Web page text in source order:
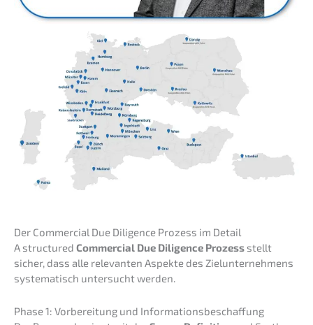
Der Commer­cial Due Diligence Prozess im Detail
A struc­tu­red Commer­cial Due Diligence Prozessstellt
sicher, dass alle relevan­ten Aspek­te des Zielun­ter­neh­mens
syste­ma­tisch unter­sucht werden.
Phase 1: Vorbe­rei­tung und Informationsbeschaffung